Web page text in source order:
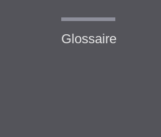
Glossaire